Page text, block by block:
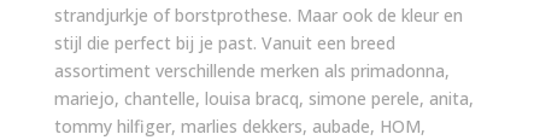
strandjurkje of borstprothese. Maar ook de kleur en
stijl die perfect bij je past. Vanuit een breed
assortiment verschillende merken als primadonna,
mariejo, chantelle, louisa bracq, simone perele, anita,
tommy hilfiger, marlies dekkers, aubade, HOM,